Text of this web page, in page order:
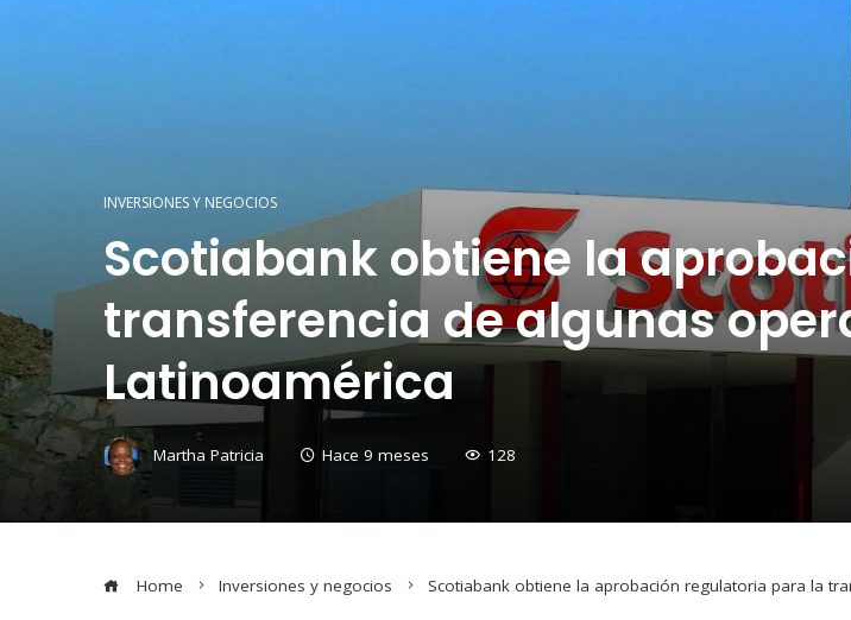
INVERSIONES Y NEGOCIOS
Scotiabank obtiene la
transferencia de algunas
Latinoamérica
Martha Patricia Hace 9 meses 128
Home Inversiones y negocios Scotiabank obtiene la aprobación regulatoria para la